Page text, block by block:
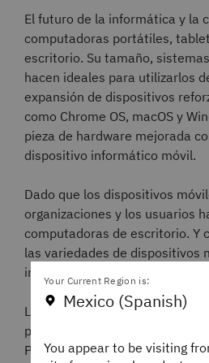
El futuro de la informática y la
computadoras portátiles,
escritorio. Su tamaño,
hacen ideales para utilizarlos
expansión de dispositivos
como Chrome OS, macOS y
pieza de hardware mejorada
dispositivo informático móvil.
Dado que los dispositivos
organizaciones y los usuarios
computadoras de escritorio. Y
las variedades de dispositivos
infiltraciones de datos.
La autenticación y la
pero aumentan el riesgo al
Por ejemplo, las pantallas
Your Current Region is:
Mexico (Spanish)
You appear to be visiting